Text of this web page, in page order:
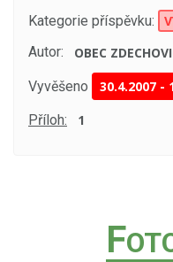
Kategorie příspěvku:
Autor:
OBEC
Vyvěšeno 30.4.2007 -
Příloh: 1
F